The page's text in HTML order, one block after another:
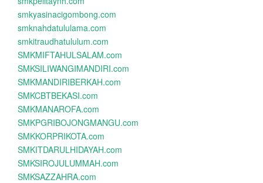
smkyasinacigombong.com
smknahdatululama.com
smkitraudhatululum.com
SMKMIFTAHULSALAM.com
SMKSILIWANGIMANDIRI.com
SMKMANDIRIBERKAH.com
SMKCBTBEKASI.com
SMKMANAROFA.com
SMKPGRIBOJONGMANGU.com
SMKKORPRIKOTA.com
SMKITDARULHIDAYAH.com
SMKSIROJULUMMAH.com
SMKSAZZAHRA.com